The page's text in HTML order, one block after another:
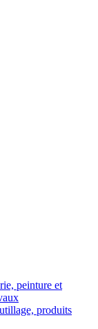
peinture et
produits